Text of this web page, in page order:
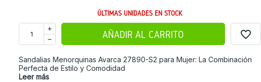
ÚLTIMAS UNIDADES EN STOCK
AÑADIR AL CARRITO favorite_border
Sandalias Menorquinas Avarca 27890-S2 para Mujer: La Combinación
Perfecta de Estilo y Comodidad
Leer más